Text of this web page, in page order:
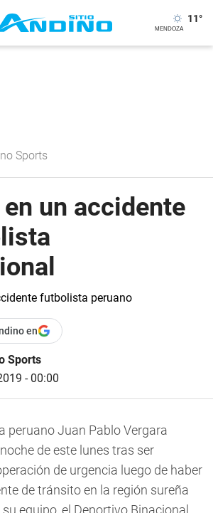
11°
Sports
un accidente
en
Sports
- 00:00
peruano Juan Pablo Vergara
de este lunes tras ser
de urgencia luego de haber
de tránsito en la región sureña
equipo, el Deportivo Binacional